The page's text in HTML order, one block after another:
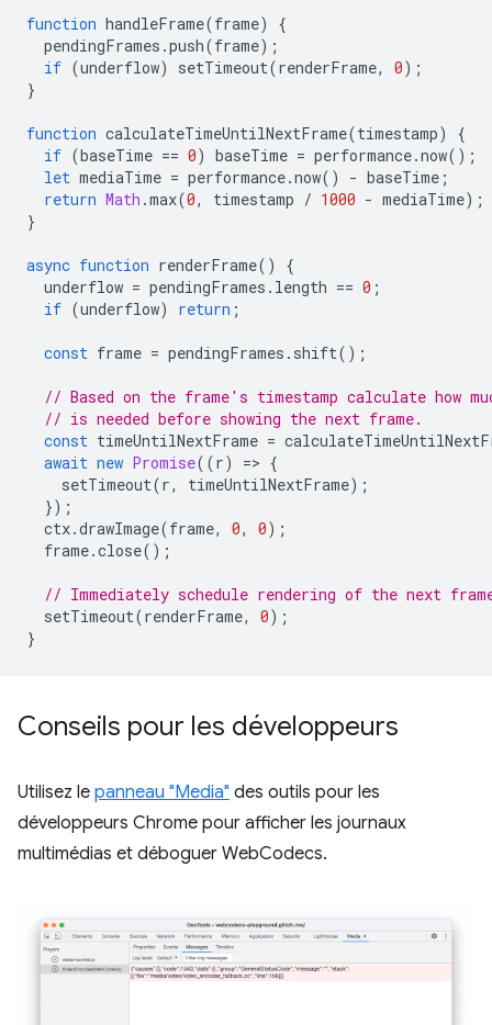
function handleFrame(frame)
{
pendingFrames .push(frame);
if (underflow) setTimeout(renderFrame, 0);
}
function calculateTimeUntilNextFrame(timestamp)
{
if (baseTime == 0) baseTime = performance.now();
let mediaTime = performance.now() - baseTime ;
return Math .max(0, timestamp / 1000 - mediaTime);
}
async function renderFrame()
{
underflow = pendingFrames . length == 0 ;
if (underflow) return ;
const frame = pendingFrames . shift();
// Based on the frame's timestamp calculate how
// is needed before showing the next frame.
const timeUntilNextFrame =
await new Promise((r) => {
setTimeout(r, timeUntilNextFrame);
});
ctx.drawImage(frame, 0, 0);
frame.close();
// Immediately schedule rendering of the next
setTimeout(renderFrame, 0);
}
Conseils pour les développeurs
Utilisez le panneau "Media" des outils pour les
développeurs Chrome pour afficher les journaux
multimédias et déboguer WebCodecs.